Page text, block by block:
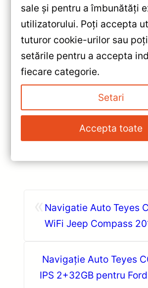
Navigatii, NAVIGATII TOYOTA
Navigatie Auto Teyes CC3
Land Cruiser 12 J300
Recenzie Detaliată, Testare &
Recomandări
Review complet Teyes CC3 2K
Cruiser J300: ecran QLED 2K,
2.0 GHz, Android 10, Bluetooth 5.1,
CarPlay/Android Auto wireless.
Vezi review!
Navigatie Auto Teyes
WiFi Jeep Compass
Recomandări
Navigație Auto Teyes
IPS 2+32GB pentru
sale și pentru a îmbunătăți
utilizatorului. Poți accepta
tuturor cookie-urilor sau
setările pentru a accepta
fiecare categorie.
Setari
Accepta toate